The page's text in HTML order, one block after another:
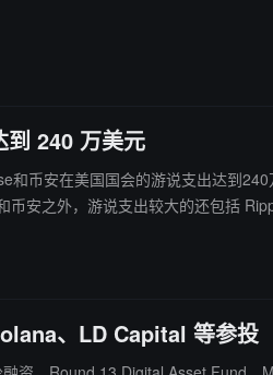
240 万美元
币安在美国国会的游说支出达到
安之外，游说支出较大的还包括
、LD Capital 等参投